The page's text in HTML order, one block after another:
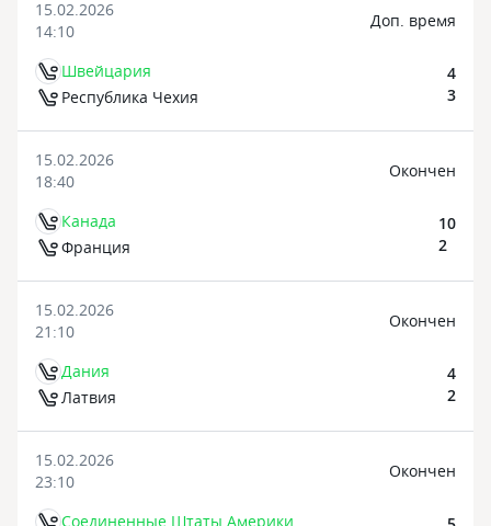
15.02.2026
14:10
Швейцария
Республика Чехия
Доп. время
4
3
15.02.2026
18:40
Канада
Франция
Oкончен
10
2
15.02.2026
21:10
Дания
Латвия
Oкончен
4
2
15.02.2026
23:10
Соединенные Штаты Америки
Oкончен